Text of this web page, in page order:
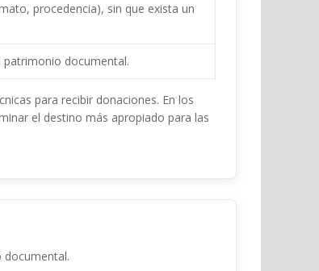
procedencia), sin que exista un
documental.
para recibir donaciones. En los
el destino más apropiado para las
documental.